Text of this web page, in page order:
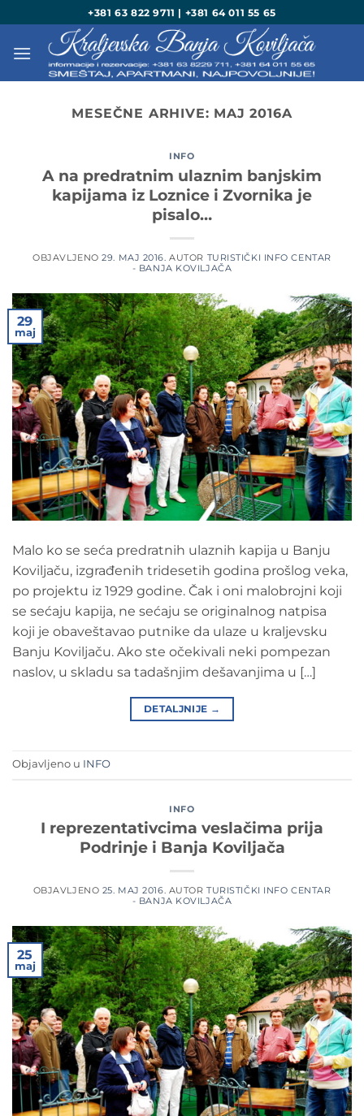
na
sadržaj
+381 63 822 9711 | +381 64 011 55 65
MESEČNE ARHIVE: MAJ 2016A
INFO
A na predratnim ulaznim banjskim
kapijama iz Loznice i Zvornika je
pisalo…
OBJAVLJENO29. MAJ 2016. AUTOR TURISTIČKI INFO CENTAR
- BANJA KOVILJAČA
29
maj
Malo ko se seća predratnih ulaznih kapija u Banju
Koviljaču, izgrađenih tridesetih godina prošlog veka,
po projektu iz 1929 godine. Čak i oni malobrojni koji
se sećaju kapija, ne sećaju se originalnog natpisa
koji je obaveštavao putnike da ulaze u kraljevsku
Banju Koviljaču. Ako ste očekivali neki pompezan
naslov, u skladu sa tadašnjim dešavanjima u […]
DETALJNIJE →
Objavljeno u INFO
INFO
I reprezentativcima veslačima prija
Podrinje i Banja Koviljača
OBJAVLJENO 25. MAJ 2016. AUTORTURISTIČKI INFO CENTAR
- BANJA KOVILJAČA
25
maj